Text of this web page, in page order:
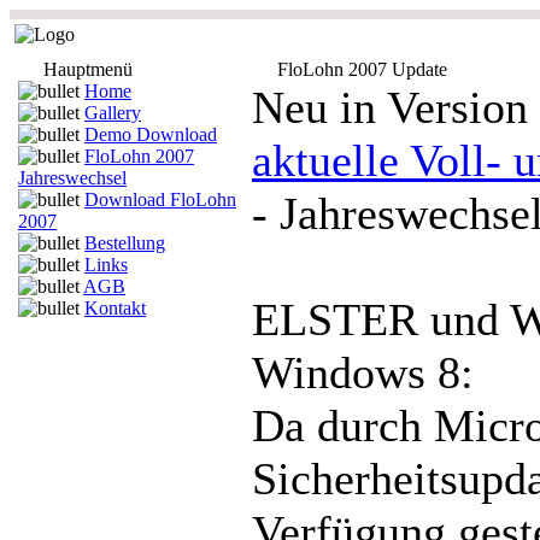
Hauptmenü
Home
Gallery
Demo Download
FloLohn 2007
Jahreswechsel
Download FloLohn
2007
Bestellung
Links
AGB
Kontakt
FloLohn 2007 Update
Neu in
aktuelle Voll-
-
ELSTER und
Windows 8:
Da durch